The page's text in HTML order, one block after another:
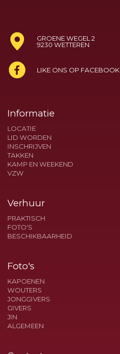
GROENE WEGEL 2
9230 WETTEREN
LIKE ONS OP FACEBOOK
Informatie
LOCATIE
LID WORDEN
INSCHRIJVEN
TAKKEN
KAMP EN WEEKEND
VZW
Verhuur
PRAKTISCH
FOTO'S
BESCHIKBAARHEID
Foto's
KAPOENEN
WOUTERS
JONGGIVERS
GIVERS
JIN
ALGEMEEN